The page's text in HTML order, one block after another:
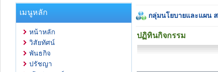
เมนูหลัก
หน้าหลัก
วิสัยทัศน์
พันธกิจ
ปรัชญา
กลุ่มนโยบายและแผน
ปฏิทินกิจกรรม